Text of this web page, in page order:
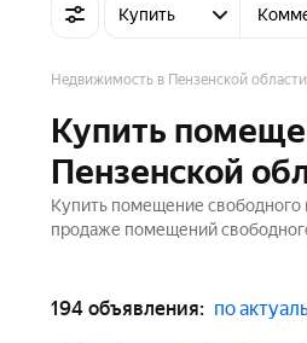
Купить
Недвижимость в Пензенской области
Купить
Пензенской
Купить помещение свободного
продаже помещений
194 объявления: по